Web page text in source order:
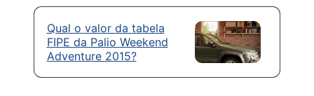
Qual o valor da tabela
FIPE da Palio Weekend
Adventure 2015?